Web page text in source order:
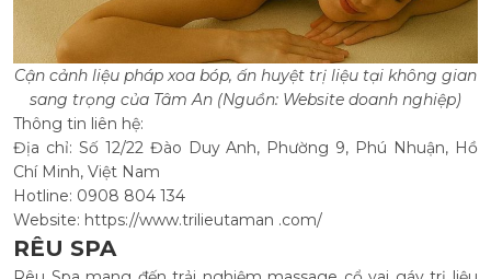
Cận cảnh liệu pháp xoa bóp, ấn huyệt trị liệu tại không gian
sang trọng của Tâm An (Nguồn: Website doanh nghiệp)
Thông tin liên hệ:
Địa chỉ: Số 12/22 Đào Duy Anh, Phường 9, Phú Nhuận, Hồ
Chí Minh, Việt Nam
Hotline: 0908 804 134
Website: https://www.trilieutaman .com/
RÊU SPA